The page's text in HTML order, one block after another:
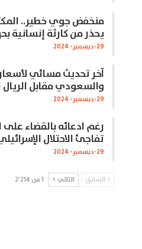
منخفض جوي خطير..
يحذر من كارثة إنسانية
29-ديسمبر- 2024
آخر تحديث مسائي
والسعودي مقابل
29-ديسمبر- 2024
رغم ادعائه بالقضاء
تفاجئ الاحتلال
29-ديسمبر- 2024
السابق التالي 1 من 2٬214